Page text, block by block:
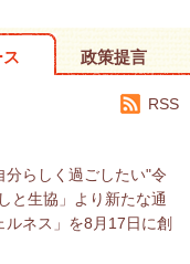
政策提言
RSS
らしく過ごしたい"令
と生協」より新たな通
ネス」を8月17日に創